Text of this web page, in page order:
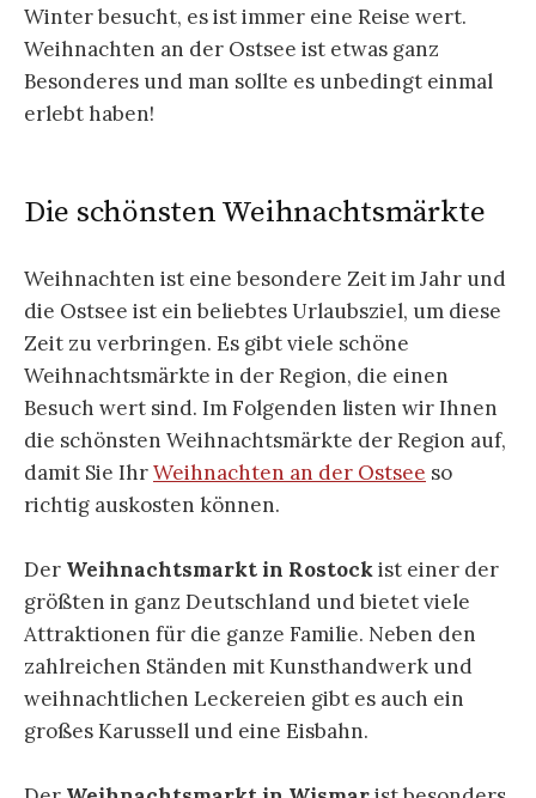
Winter besucht, es ist immer eine Reise wert.
Weihnachten an der Ostsee ist etwas ganz
Besonderes und man sollte es unbedingt einmal
erlebt haben!
Die schönsten Weihnachtsmärkte
Weihnachten ist eine besondere Zeit im Jahr und
die Ostsee ist ein beliebtes Urlaubsziel, um diese
Zeit zu verbringen. Es gibt viele schöne
Weihnachtsmärkte in der Region, die einen
Besuch wert sind. Im Folgenden listen wir Ihnen
die schönsten Weihnachtsmärkte der Region auf,
damit Sie IhrWeihnachten an der Ostsee so
richtig auskosten können.
Der Weihnachtsmarkt in Rostockist einer der
größten in ganz Deutschland und bietet viele
Attraktionen für die ganze Familie. Neben den
zahlreichen Ständen mit Kunsthandwerk und
weihnachtlichen Leckereien gibt es auch ein
großes Karussell und eine Eisbahn.